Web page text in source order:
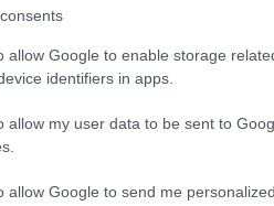
allow Google to enable storage
identifiers in apps.
allow my user data to be sent to
allow Google to send me
ne maradj le